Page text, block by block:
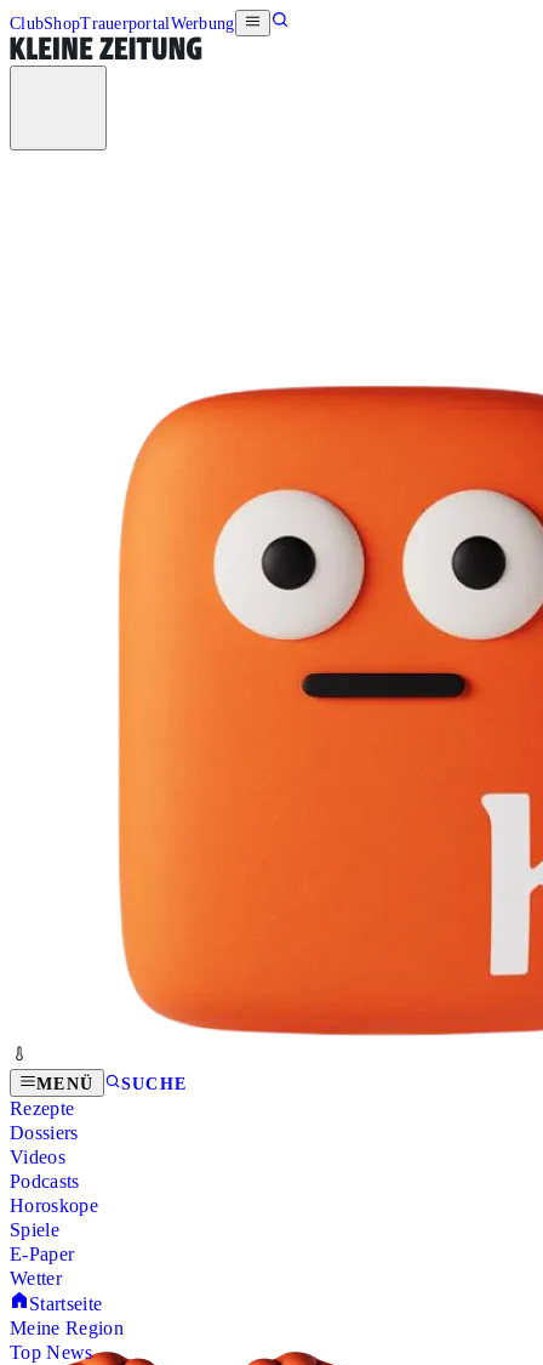
ClubShopTrauerportalWerbung
MENÜ SUCHE
Rezepte
Dossiers
Videos
Podcasts
Horoskope
Spiele
E-Paper
Wetter
Startseite
Meine Region
Top News